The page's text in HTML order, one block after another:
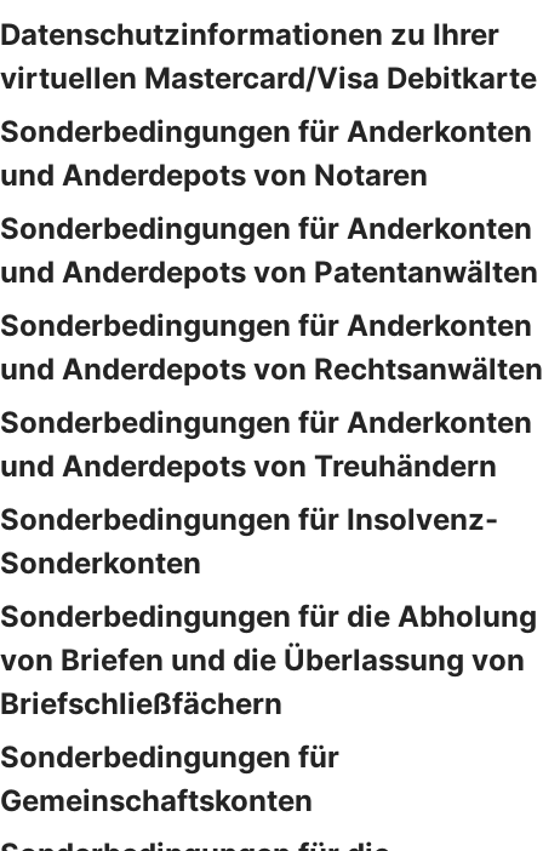
Datenschutzinformationen zu Ihrer
virtuellen Mastercard/Visa Debitkarte
Sonderbedingungen für Anderkonten
und Anderdepots von Notaren
Sonderbedingungen für Anderkonten
und Anderdepots von Patentanwälten
Sonderbedingungen für Anderkonten
und Anderdepots von Rechtsanwälten
Sonderbedingungen für Anderkonten
und Anderdepots von Treuhändern
Sonderbedingungen für Insolvenz-
Sonderkonten
Sonderbedingungen für die Abholung
von Briefen und die Überlassung von
Briefschließfächern
Sonderbedingungen für
Gemeinschaftskonten